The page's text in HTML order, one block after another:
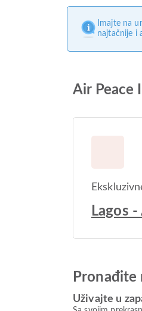
Imajte na
najtačnije i
Air Peace
Lagos
Uživajte u